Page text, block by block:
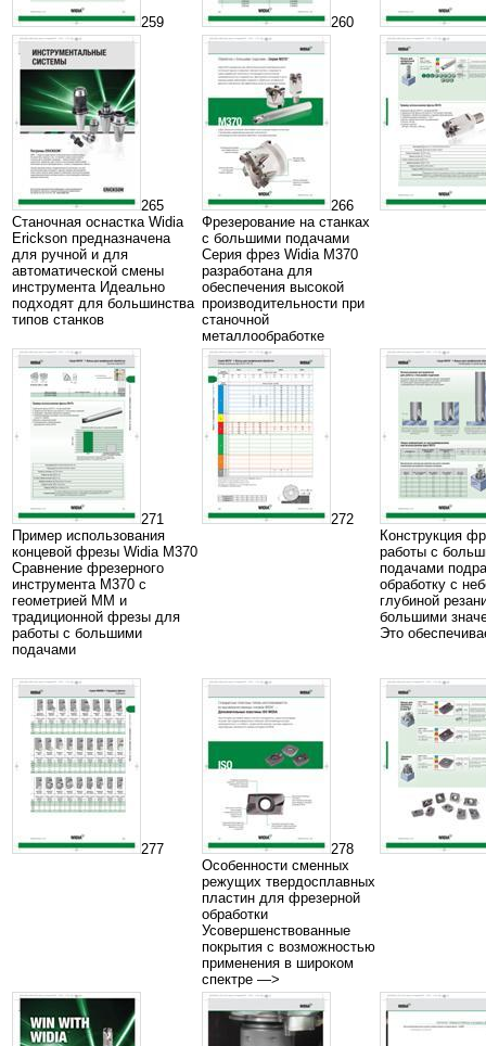
259 260
265
Станочная оснастка Widia
Erickson предназначена
для ручной и для
автоматической смены
инструмента Идеально
подходят для большинства
типов станков
266
Фрезерование на станках
с большими подачами
Серия фрез Widia M370
разработана для
обеспечения высокой
производительности при
станочной
металлообработке
271
Пример использования
концевой фрезы Widia M370
Сравнение фрезерного
инструмента М370 с
геометрией ММ и
традиционной фрезы для
работы с большими
подачами
272
Конструкция
работы с
подачами
обработку с
глубиной
большими
Это
277
278
Особенности сменных
режущих твердосплавных
пластин для фрезерной
обработки
Усовершенствованные
покрытия с возможностью
применения в широком
спектре —>